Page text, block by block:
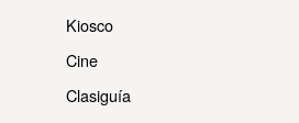
Kiosco
Cine
Clasiguía